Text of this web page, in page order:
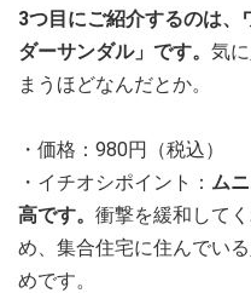
3つ目にご紹介するのは、
ダーサンダル」です。 気
まうほどなんだとか。
・価格：980円（税込）
・イチオシポイント： ム
高です。 衝撃を緩和して
め、集合住宅に住んでい
めです。